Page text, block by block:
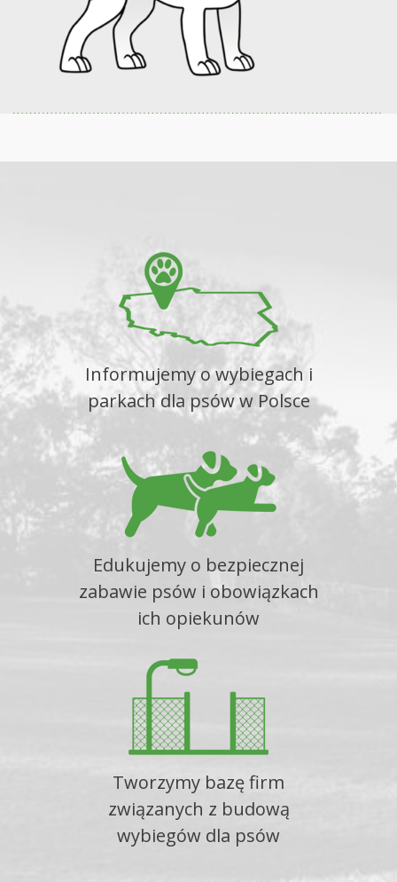
Informujemy o wybiegach i
parkach dla psów w Polsce
Edukujemy o bezpiecznej
zabawie psów i obowiązkach
ich opiekunów
Tworzymy bazę firm
związanych z budową
wybiegów dla psów